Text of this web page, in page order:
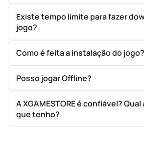
Existe tempo limite para fazer
jogo?
Como é feita a instalação do jogo?
Posso jogar Offline?
A XGAMESTORE é confiável?
que tenho?